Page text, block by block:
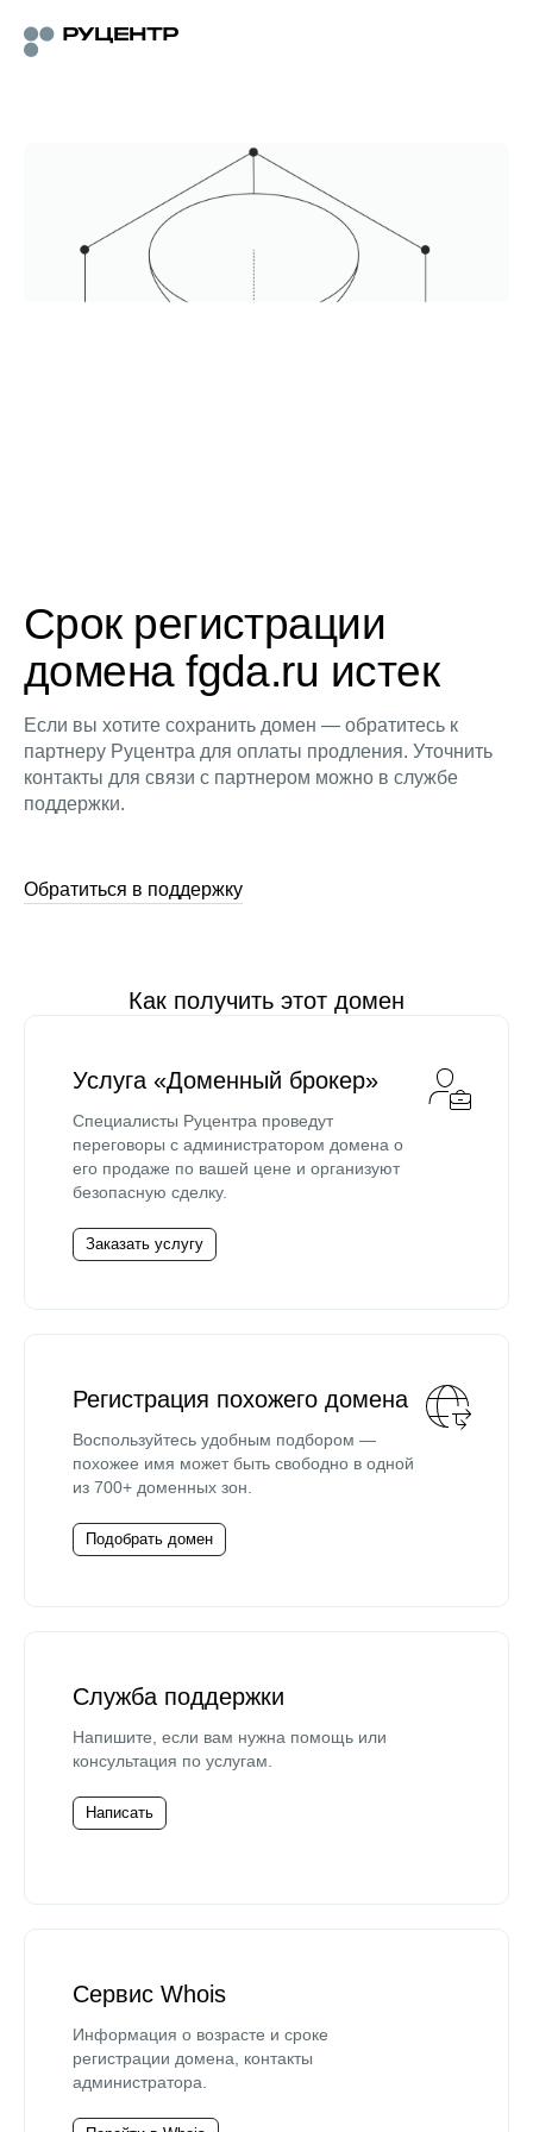
Срок регистрации
домена fgda.ru истек
Если вы хотите сохранить домен — обратитесь к
партнеру Руцентра для оплаты продления. Уточнить
контакты для связи с партнером можно в службе
поддержки.
Обратиться в поддержку
Как получить этот домен
Услуга «Доменный брокер»
Специалисты Руцентра проведут
переговоры с администратором домена о
его продаже по вашей цене и организуют
безопасную сделку.
Заказать услугу
Регистрация похожего домена
Воспользуйтесь удобным подбором —
похожее имя может быть свободно в одной
из 700+ доменных зон.
Подобрать домен
Служба поддержки
Напишите, если вам нужна помощь или
консультация по услугам.
Написать
Сервис Whois
Информация о возрасте и сроке
регистрации домена, контакты
администратора.